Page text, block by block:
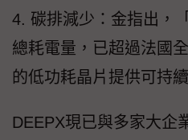
4. 碳排減少：金指出，
總耗電量，已超過法國
的低功耗晶片提供可持
DEEPX現已與多家大企